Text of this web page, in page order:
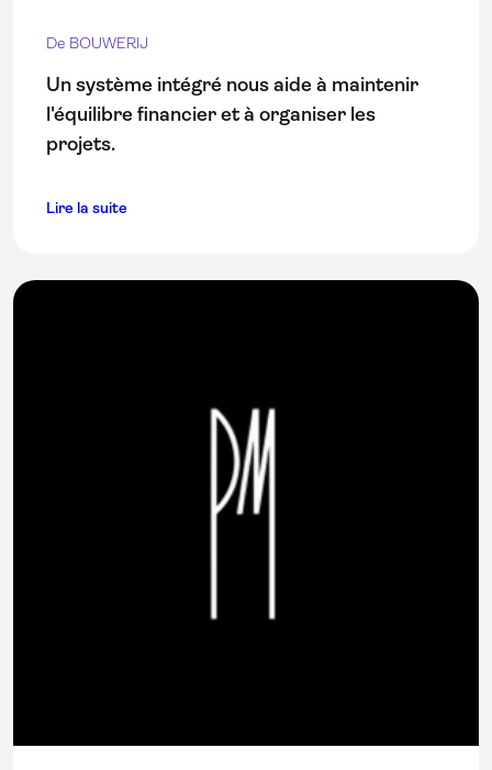
De BOUWERIJ
Un système intégré nous aide à maintenir
l'équilibre financier et à organiser les
projets.
Lire la suite